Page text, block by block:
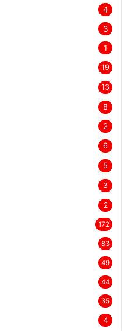
4
3
1
19
13
8
2
6
5
3
2
172
83
49
44
35
4